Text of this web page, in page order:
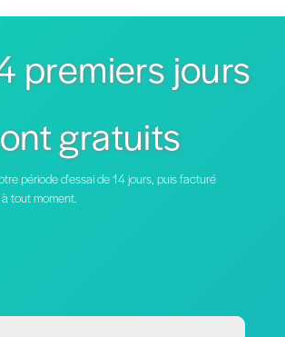
premiers jours
gratuits
période d'essai de 14 jours, puis facturé
tout moment.